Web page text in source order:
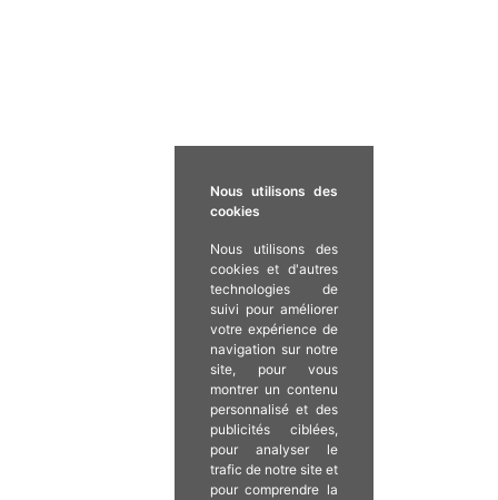
Nous utilisons des
cookies
Nous utilisons des
cookies et d'autres
technologies de
suivi pour améliorer
votre expérience de
navigation sur notre
site, pour vous
montrer un contenu
personnalisé et des
publicités ciblées,
pour analyser le
trafic de notre site et
pour comprendre la